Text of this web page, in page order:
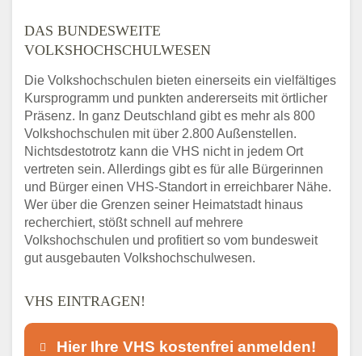
DAS BUNDESWEITE
VOLKSHOCHSCHULWESEN
Die Volkshochschulen bieten einerseits ein vielfältiges
Kursprogramm und punkten andererseits mit örtlicher
Präsenz. In ganz Deutschland gibt es mehr als 800
Volkshochschulen mit über 2.800 Außenstellen.
Nichtsdestotrotz kann die VHS nicht in jedem Ort
vertreten sein. Allerdings gibt es für alle Bürgerinnen
und Bürger einen VHS-Standort in erreichbarer Nähe.
Wer über die Grenzen seiner Heimatstadt hinaus
recherchiert, stößt schnell auf mehrere
Volkshochschulen und profitiert so vom bundesweit
gut ausgebauten Volkshochschulwesen.
VHS EINTRAGEN!
Hier Ihre VHS kostenfrei anmelden!